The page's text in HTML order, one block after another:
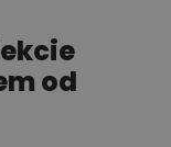
na szafę
się niewielka
Hol główny
od